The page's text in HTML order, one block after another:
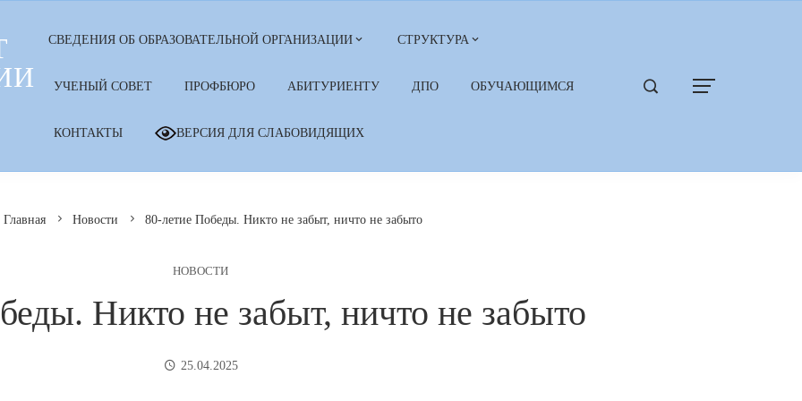
СВЕДЕНИЯ ОБ ОБРАЗОВАТЕЛЬНОЙ ОРГАНИЗАЦИИ СТРУКТУРА
УЧЕНЫЙ СОВЕТ ПРОФБЮРО АБИТУРИЕНТУ ДПО ОБУЧАЮЩИМСЯ
КОНТАКТЫ ВЕРСИЯ ДЛЯ СЛАБОВИДЯЩИХ
Главная Новости 80-летие Победы. Никто не забыт, ничто не забыто
НОВОСТИ
Никто не забыт, ничто не забыто
25.04.2025